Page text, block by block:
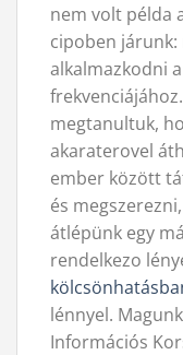
nem volt példa
cipoben
alkalmazkodni a
megtanultuk,
akaraterovel
ember között
és
átlépünk egy
rendelkezo
lénnyel.
Információs